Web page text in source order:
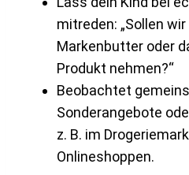
mitreden: „Sollen
Markenbutter oder
Produkt nehmen?“
Beobachtet
Sonderangebote
z. B. im
Onlineshoppen.